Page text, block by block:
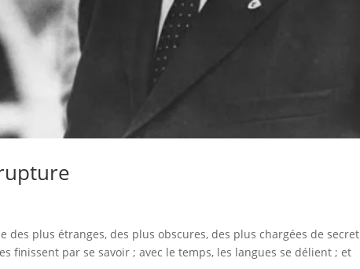
des plus étranges, des plus obscures, des plus chargées de secret
finissent par se savoir ; avec le temps, les langues se délient ; et